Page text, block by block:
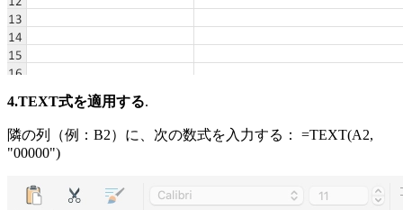
4.TEXT式を適用する.
隣の列（例：B2）に、次の数式を入力する： =TEXT(A2,
"00000")